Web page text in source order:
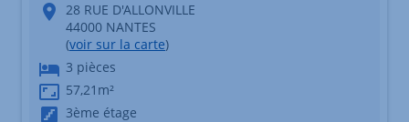
28 RUE D'ALLONVILLE
44000 NANTES
(voir sur la carte)
3 pièces
57,21m²
3ème étage